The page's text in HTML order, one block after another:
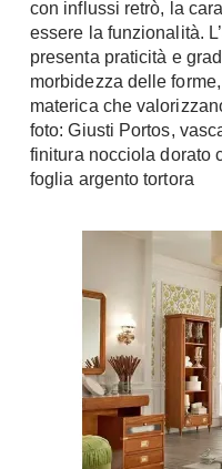
Contatti
Divani
Divani moderni
Divani classici
Poltroncine
Divanoletto
Chaise Longue
Divani Angolo
Divani in Pelle
Complementi
Tavoli
con influssi retrò, la
essere la funzionalità.
presenta praticità e
morbidezza delle
materica che
foto: Giusti Portos,
finitura nocciola dorato
foglia argento tortora